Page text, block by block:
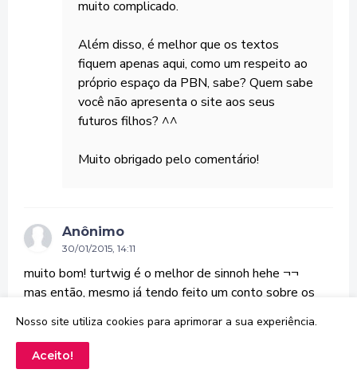
muito complicado.
Além disso, é melhor que os textos
fiquem apenas aqui, como um respeito ao
próprio espaço da PBN, sabe? Quem sabe
você não apresenta o site aos seus
futuros filhos? ^^
Muito obrigado pelo comentário!
Anônimo
30/01/2015, 14:11
muito bom! turtwig é o melhor de sinnoh hehe ¬¬
mas então, mesmo já tendo feito um conto sobre os
seria mais focado ao tipo Dark dele, por ele ser um
ninja. Poderia ser no Japão Feudal, e o Greninja ser o
espião de um clã.
Nosso site utiliza cookies para aprimorar a sua experiência.
Aceito!